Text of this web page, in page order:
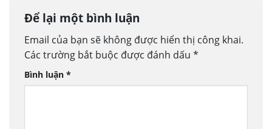
Để lại một bình luận
Email của bạn sẽ không được hiển thị công khai.
Các trường bắt buộc được đánh dấu *
Bình luận *